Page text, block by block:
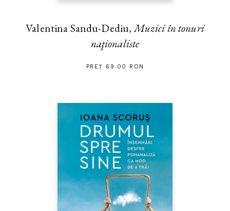
Valentina Sandu-Dediu,Muzici în tonuri
naţionaliste
PREȚ 69.00 RON